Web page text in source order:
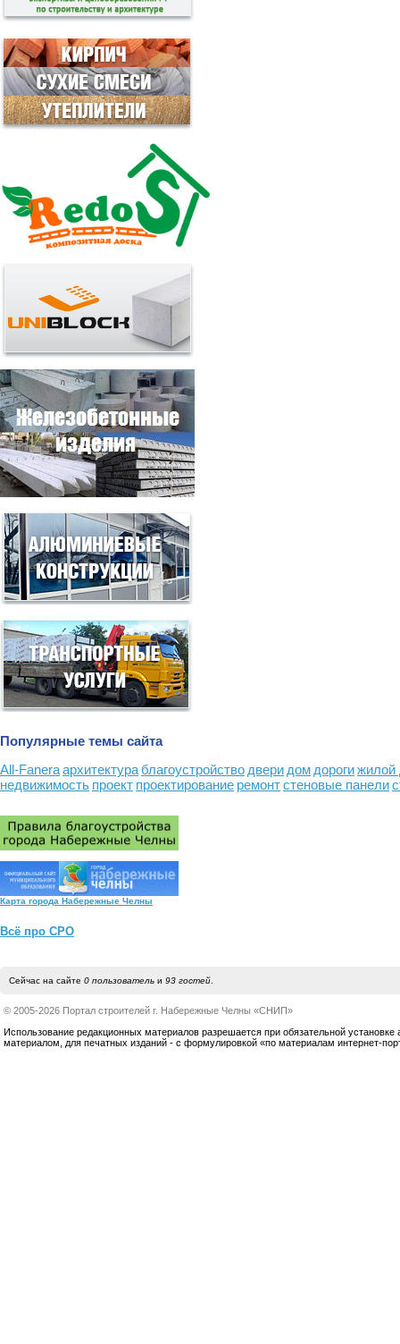
Популярные темы сайта
All-Faneraархитектура благоустройство двери дом дорогижилой
недвижимость проект проектирование ремонтстеновые панели
Карта города Набережные Челны
Всё про СРО
Сейчас на сайте 0 пользовательи 93 гостей.
© 2005-2026 Портал строителей г. Набережные Челны «СНИП»
Использование редакционных материалов разрешается при обязательной установке
материалом, для печатных изданий - с формулировкой «по материалам интернет-